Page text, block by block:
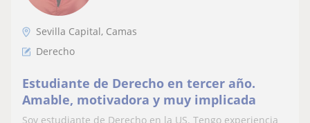
Sevilla Capital, Camas
Derecho
Estudiante de Derecho en tercer año.
Amable, motivadora y muy implicada
Soy estudiante de Derecho en la US. Tengo experiencia